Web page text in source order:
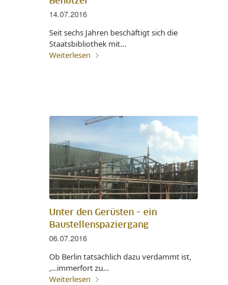
14.07.2016
Seit sechs Jahren beschäftigt sich die
Staatsbibliothek mit…
Weiterlesen
Unter den Gerüsten – ein
Baustellenspaziergang
06.07.2016
Ob Berlin tatsächlich dazu verdammt ist,
‚…immerfort zu…
Weiterlesen